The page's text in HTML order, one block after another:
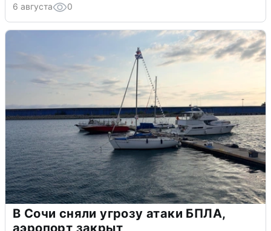
6 августа 0
В Сочи сняли угрозу атаки БПЛА,
аэропорт закрыт